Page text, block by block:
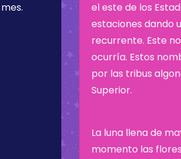
el este de los
estaciones dando
recurrente. Este
ocurría. Estos
por las tribus
Superior.
La luna llena de
momento las